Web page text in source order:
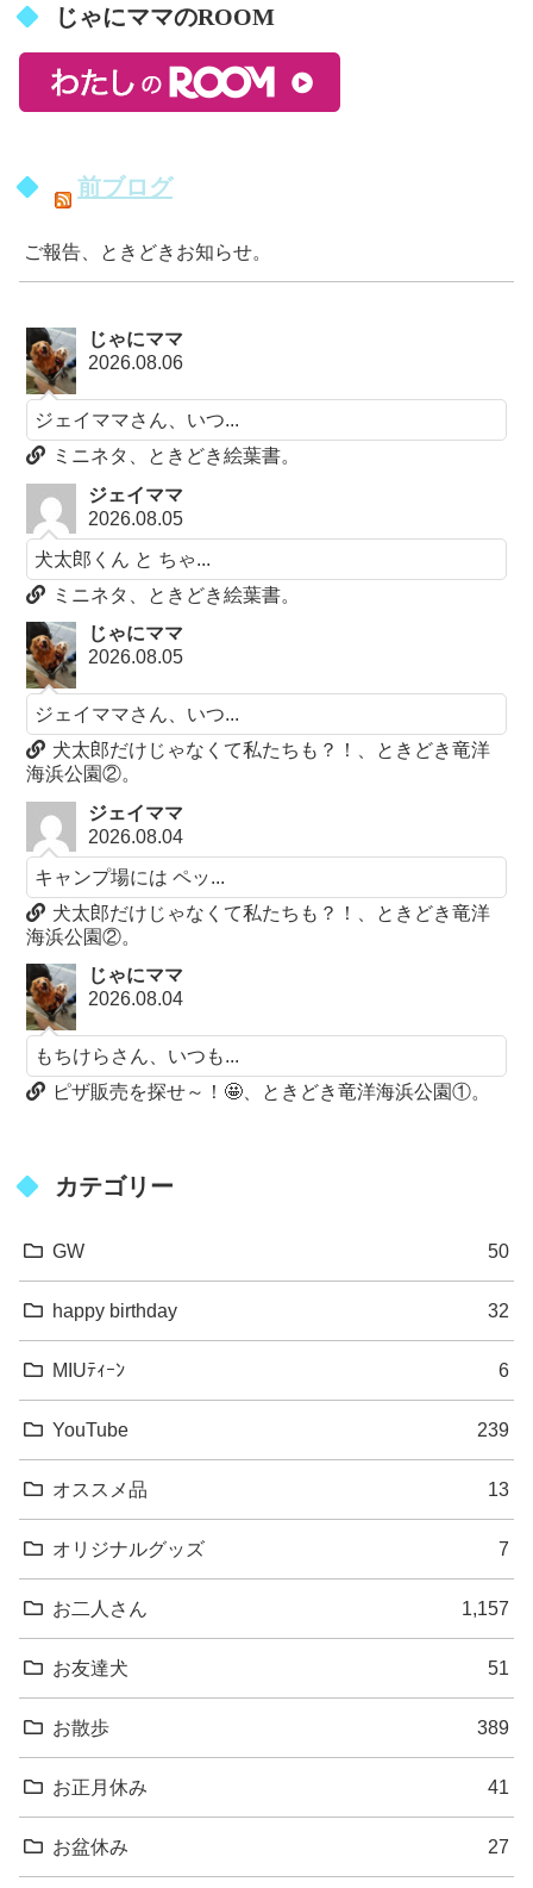
じゃにママのROOM
前ブログ
ご報告、ときどきお知らせ。
じゃにママ
2026.08.06
ジェイママさん、いつ...
ミニネタ、ときどき絵葉書。
ジェイママ
2026.08.05
犬太郎くん と ちゃ...
ミニネタ、ときどき絵葉書。
じゃにママ
2026.08.05
ジェイママさん、いつ...
犬太郎だけじゃなくて私たちも？！、ときどき竜洋
海浜公園②。
ジェイママ
2026.08.04
キャンプ場には ペッ...
犬太郎だけじゃなくて私たちも？！、ときどき竜洋
海浜公園②。
じゃにママ
2026.08.04
もちけらさん、いつも...
ピザ販売を探せ～！🤩、ときどき竜洋海浜公園①。
カテゴリー
GW 50
happy birthday 32
MIUﾃｨｰﾝ 6
YouTube 239
オススメ品 13
オリジナルグッズ 7
お二人さん 1,157
お友達犬 51
お散歩 389
お正月休み 41
お盆休み 27